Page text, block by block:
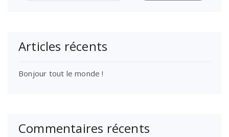
Articles récents
Bonjour tout le monde !
Commentaires récents